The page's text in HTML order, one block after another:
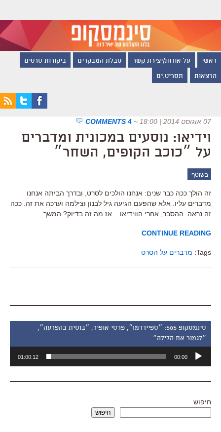
ראשי על אודות/יצירת קשר טבלת המבקרים ביקורות סרטים
הרצאות תסריט.ים
07 אוגוסט 2014 | 18:00 ~
4 COMMENTS
וידיאו: נוסעים במכונית ומדברים
על ״כוכב הקופים, השחר״
בשוטף
זה הולך ככה כבר שנים: אנחנו הולכים לסרט, ובדרך הביתה אנחנו
מדברים עליו. אלא שהפעם הגיעה גיל לבנון וצילמה וערכה את זה. ככה
זה נראה. ההסבר, אחרי הווידיאו: אז מה זה בדיוק? המשך…
CONTINUE READING
Tags: מדברים על הסרט
סינמסקופ 505: ״ספיידרמן״, פרסי אופיר, ״בוסית בהפרעה״,
״לגמור את הלילה״
אודיו
00:00
01:00:12
חיפוש
חיפוש